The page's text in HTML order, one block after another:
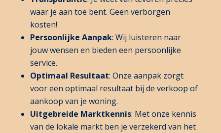
waar je aan toe bent. Geen verborgen
kosten!
Persoonlijke Aanpak: Wij luisteren naar
jouw wensen en bieden een persoonlijke
service.
Optimaal Resultaat: Onze aanpak zorgt
voor een optimaal resultaat bij de verkoop of
aankoop van je woning.
Uitgebreide Marktkennis: Met onze kennis
van de lokale markt ben je verzekerd van het